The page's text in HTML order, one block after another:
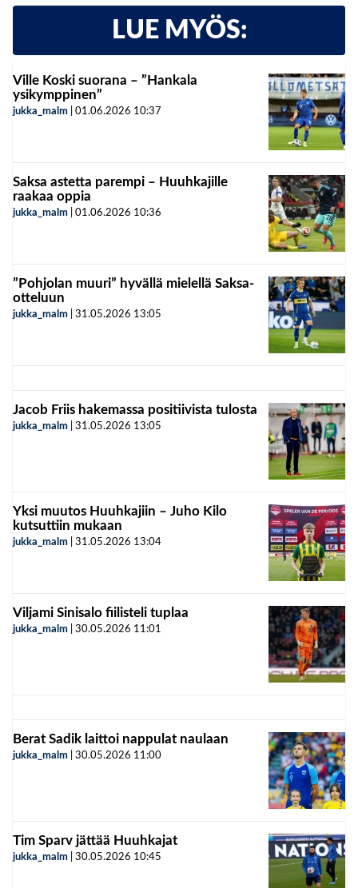
LUE MYÖS:
Ville Koski suorana – ”Hankala
ysikymppinen”
jukka_malm 01.06.2026 10:37
Saksa astetta parempi – Huuhkajille
raakaa oppia
jukka_malm 01.06.2026 10:36
”Pohjolan muuri” hyvällä mielellä Saksa-
otteluun
jukka_malm 31.05.2026 13:05
Jacob Friis hakemassa positiivista tulosta
jukka_malm 31.05.2026 13:05
Yksi muutos Huuhkajiin – Juho Kilo
kutsuttiin mukaan
jukka_malm 31.05.2026 13:04
Viljami Sinisalo fiilisteli tuplaa
jukka_malm 30.05.2026 11:01
Berat Sadik laittoi nappulat naulaan
jukka_malm 30.05.2026 11:00
Tim Sparv jättää Huuhkajat
jukka_malm 30.05.2026 10:45